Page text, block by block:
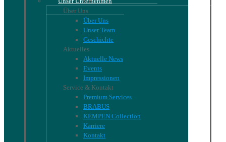
Über Uns
Über Uns
Unser Team
Geschichte
Aktuelles
Aktuelle News
Events
Impressionen
Service & Kontakt
Premium Services
BRABUS
KEMPEN Collection
Karriere
Kontakt